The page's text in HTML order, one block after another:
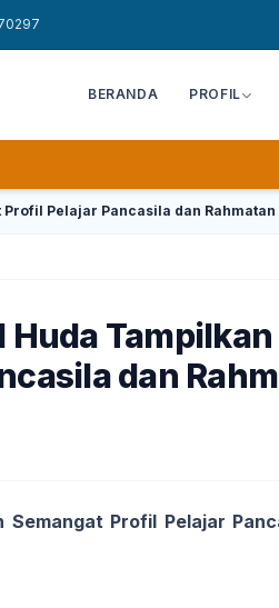
BERANDA PROFIL
Pelajar Pancasila dan
Huda Tampilkan
dan
Profil Pelajar